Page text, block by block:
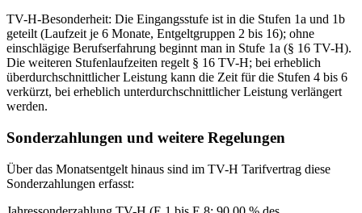
TV-H-Besonderheit: Die Eingangsstufe ist in die Stufen 1a und 1b
geteilt (Laufzeit je 6 Monate, Entgeltgruppen 2 bis 16); ohne
einschlägige Berufserfahrung beginnt man in Stufe 1a (§ 16 TV-H).
Die weiteren Stufenlaufzeiten regelt § 16 TV-H; bei erheblich
überdurchschnittlicher Leistung kann die Zeit für die Stufen 4 bis 6
verkürzt, bei erheblich unterdurchschnittlicher Leistung verlängert
werden.
Sonderzahlungen und weitere Regelungen
Über das Monatsentgelt hinaus sind im TV-H Tarifvertrag diese
Sonderzahlungen erfasst: